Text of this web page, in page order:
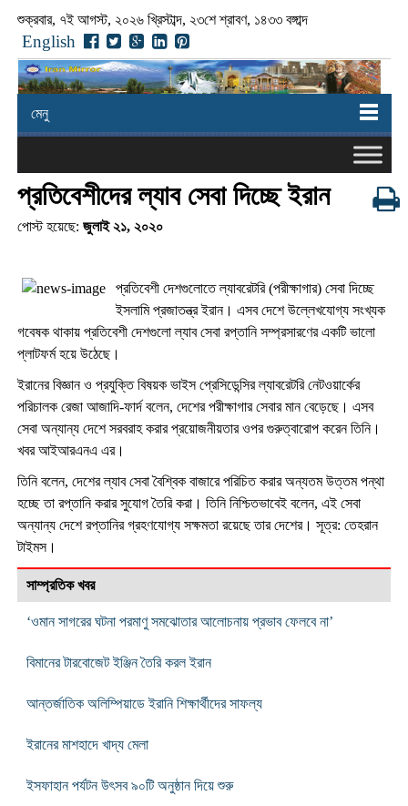
শুক্রবার, ৭ই আগস্ট, ২০২৬ খ্রিস্টাব্দ, ২৩শে শ্রাবণ, ১৪৩৩ বঙ্গাব্দ
English
মেনু
প্রতিবেশীদের ল্যাব সেবা দিচ্ছে ইরান
পোস্ট হয়েছে: জুলাই ২১, ২০২০
প্রতিবেশী দেশগুলোতে ল্যাবরেটরি (পরীক্ষাগার) সেবা দিচ্ছে
ইসলামি প্রজাতন্ত্র ইরান। এসব দেশে উল্লেখযোগ্য সংখ্যক
গবেষক থাকায় প্রতিবেশী দেশগুলো ল্যাব সেবা রপ্তানি সম্প্রসারণের একটি ভালো
প্লাটফর্ম হয়ে উঠেছে।
ইরানের বিজ্ঞান ও প্রযুক্তি বিষয়ক ভাইস প্রেসিডেন্সির ল্যাবরেটরি নেটওয়ার্কের
পরিচালক রেজা আজাদি-ফার্দ বলেন, দেশের পরীক্ষাগার সেবার মান বেড়েছে। এসব
সেবা অন্যান্য দেশে সরবরাহ করার প্রয়োজনীয়তার ওপর গুরুত্বারোপ করেন তিনি।
খবর আইআরএনএ এর।
তিনি বলেন, দেশের ল্যাব সেবা বৈশ্বিক বাজারে পরিচিত করার অন্যতম উত্তম পন্থা
হচ্ছে তা রপ্তানি করার সুযোগ তৈরি করা। তিনি নিশ্চিতভাবেই বলেন, এই সেবা
অন্যান্য দেশে রপ্তানির গ্রহণযোগ্য সক্ষমতা রয়েছে তার দেশের। সূত্র: তেহরান
টাইমস।
সাম্প্রতিক খবর
‘ওমান সাগরের ঘটনা পরমাণু সমঝোতার আলোচনায় প্রভাব ফেলবে না’
বিমানের টারবোজেট ইঞ্জিন তৈরি করল ইরান
আন্তর্জাতিক অলিম্পিয়াডে ইরানি শিক্ষার্থীদের সাফল্য
ইরানের মাশহাদে খাদ্য মেলা
ইসফাহান পর্যটন উৎসব ৯০টি অনুষ্ঠান দিয়ে শুরু